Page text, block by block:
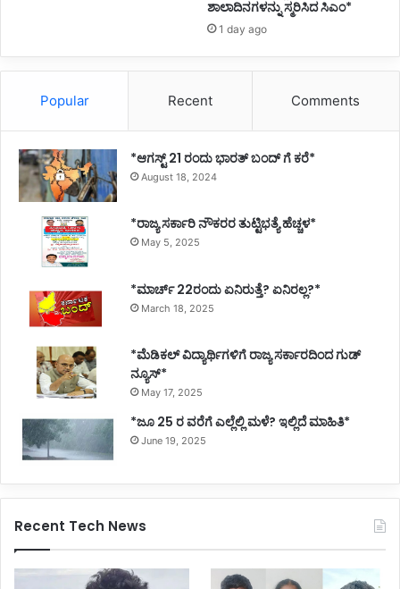
ಶಾಲಾದಿನಗಳನ್ನು ಸ್ಮರಿಸಿದ ಸಿಎಂ*
1 day ago
Popular Recent Comments
*ಆಗಸ್ಟ್ 21 ರಂದು ಭಾರತ್‌ ಬಂದ್‌ ಗೆ ಕರೆ*
August 18, 2024
*ರಾಜ್ಯ ಸರ್ಕಾರಿ ನೌಕರರ ತುಟ್ಟಿಭತ್ಯೆ ಹೆಚ್ಚಳ*
May 5, 2025
*ಮಾರ್ಚ್ 22ರಂದು ಏನಿರುತ್ತೆ? ಏನಿರಲ್ಲ?*
March 18, 2025
*ಮೆಡಿಕಲ್ ವಿದ್ಯಾರ್ಥಿಗಳಿಗೆ ರಾಜ್ಯ ಸರ್ಕಾರದಿಂದ ಗುಡ್
ನ್ಯೂಸ್*
May 17, 2025
*ಜೂ 25 ರ ವರೆಗೆ ಎಲ್ಲೆಲ್ಲಿ ಮಳೆ? ಇಲ್ಲಿದೆ ಮಾಹಿತಿ*
June 19, 2025
Recent Tech News